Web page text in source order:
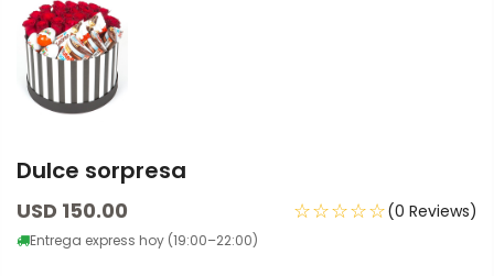
Dulce sorpresa
USD 150.00
Entrega express hoy (19:00–22:00)
☆☆☆☆☆(0 Reviews)